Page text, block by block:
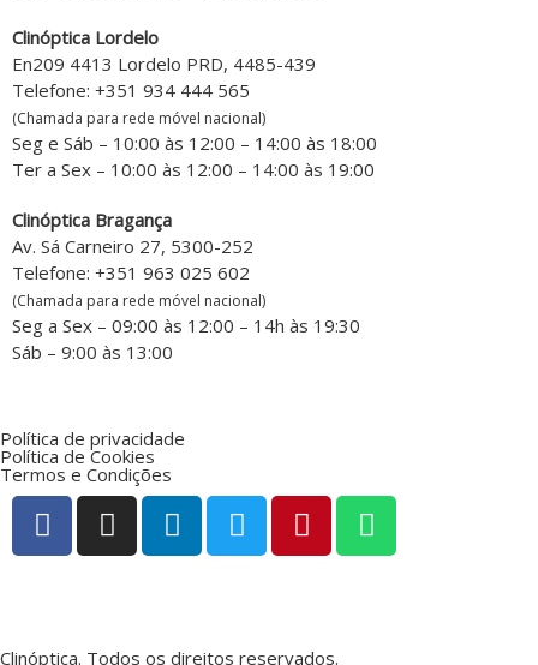
Clinóptica Lordelo
En209 4413 Lordelo PRD, 4485-439
Telefone: +351 934 444 565
(Chamada para rede móvel nacional)
Seg e Sáb – 10:00 às 12:00 – 14:00 às 18:00
Ter a Sex – 10:00 às 12:00 – 14:00 às 19:00
Clinóptica Bragança
Av. Sá Carneiro 27, 5300-252
Telefone: +351 963 025 602
(Chamada para rede móvel nacional)
Seg a Sex – 09:00 às 12:00 – 14h às 19:30
Sáb – 9:00 às 13:00
Política de privacidade
Política de Cookies
Termos e Condições
Clinóptica. Todos os direitos reservados.